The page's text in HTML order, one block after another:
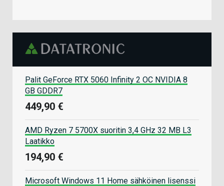
Palit GeForce RTX 5060 Infinity 2 OC NVIDIA 8
GB GDDR7
449,90 €
AMD Ryzen 7 5700X suoritin 3,4 GHz 32 MB L3
Laatikko
194,90 €
Microsoft Windows 11 Home sähköinen lisenssi